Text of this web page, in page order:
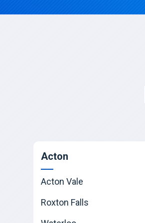
Acton
Acton Vale
Roxton Falls